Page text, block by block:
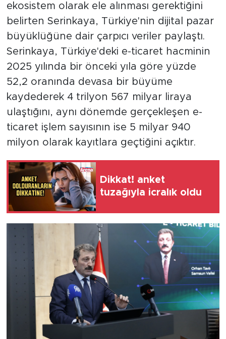
ekosistem olarak ele alınması gerektiğini
belirten Serinkaya, Türkiye'nin dijital pazar
büyüklüğüne dair çarpıcı veriler paylaştı.
Serinkaya, Türkiye'deki e-ticaret hacminin
2025 yılında bir önceki yıla göre yüzde
52,2 oranında devasa bir büyüme
kaydederek 4 trilyon 567 milyar liraya
ulaştığını, aynı dönemde gerçekleşen e-
ticaret işlem sayısının ise 5 milyar 940
milyon olarak kayıtlara geçtiğini açıktır.
Dikkat! anket
tuzağıyla icralık oldu